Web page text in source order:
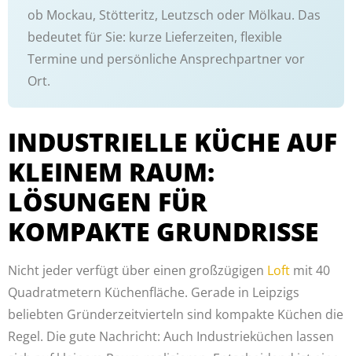
ob Mockau, Stötteritz, Leutzsch oder Mölkau. Das
bedeutet für Sie: kurze Lieferzeiten, flexible
Termine und persönliche Ansprechpartner vor
Ort.
INDUSTRIELLE KÜCHE AUF
KLEINEM RAUM:
LÖSUNGEN FÜR
KOMPAKTE GRUNDRISSE
Nicht jeder verfügt über einen großzügigen Loft mit 40
Quadratmetern Küchenfläche. Gerade in Leipzigs
beliebten Gründerzeitvierteln sind kompakte Küchen die
Regel. Die gute Nachricht: Auch Industrieküchen lassen